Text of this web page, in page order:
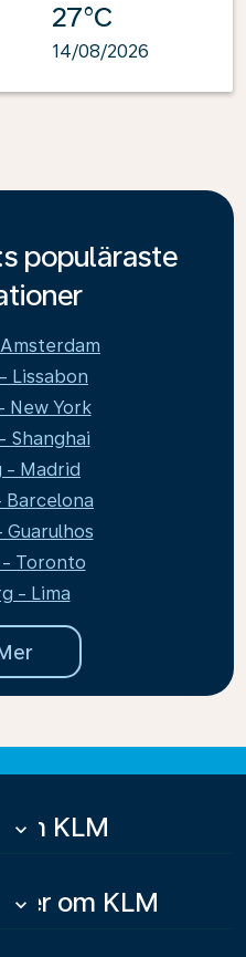
27°C
14/08/2026
populäraste
Lissabon
New York
Shanghai
- Madrid
Toronto
- Lima
Om KLM
keyboard_arrow_down
Mer om KLM
keyboard_arrow_down